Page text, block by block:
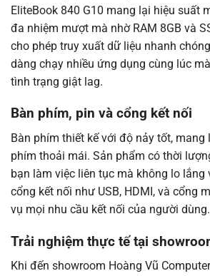
EliteBook 840 G10 mang lại hiệu suất
đa nhiệm mượt mà nhờ RAM 8GB và
cho phép truy xuất dữ liệu nhanh
dàng chạy nhiều ứng dụng cùng lúc
tình trạng giật lag.
Bàn phím, pin và cổng kết nối
Bàn phím thiết kế với độ nảy tốt, mang
phím thoải mái. Sản phẩm có thời
bạn làm việc liên tục mà không lo lắng
cổng kết nối như USB, HDMI, và cổng
vụ mọi nhu cầu kết nối của người dùng.
Trải nghiệm thực tế tại
Khi đến showroom Hoàng Vũ